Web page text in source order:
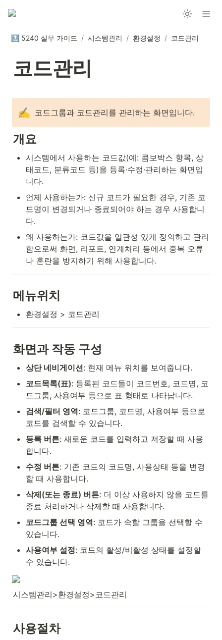
🔝 5240 실무 가이드 / 시스템관리 / 환경설정 / 코드관리
코드관리
✍️ 코드그룹과 코드관리를 관리하는 화면입니다.
개요
시스템에서 사용하는 코드값(예: 콤보박스 항목, 상
태코드, 분류코드 등)을 등록·수정·관리하는 화면입
니다.
언제 사용하는가: 신규 코드가 필요한 경우, 기존 코
드명이 변경되거나 종료되어야 하는 경우 사용합니
다.
왜 사용하는가: 코드값을 일관성 있게 정의하고 관리
함으로써 화면, 리포트, 연계처리 등에서 중복 오류
나 혼란을 방지하기 위해 사용합니다.
메뉴위치
환경설정 > 코드관리
화면과 작동 구성
상단 네비게이션: 현재 메뉴 위치를 보여줍니다.
코드목록(표): 등록된 코드들이 코드번호, 코드명, 코
드그룹, 사용여부 등으로 표 형태로 나타납니다.
검색/필터 영역: 코드그룹, 코드명, 사용여부 등으로
코드를 검색할 수 있습니다.
등록 버튼: 새로운 코드를 입력하고 저장할 때 사용
합니다.
수정 버튼: 기존 코드의 코드명, 사용상태 등을 변경
할 때 사용합니다.
삭제(또는 종료) 버튼: 더 이상 사용하지 않을 코드를
종료 처리하거나 삭제할 때 사용합니다.
코드그룹 선택 영역: 코드가 속할 그룹을 선택할 수
있습니다.
사용여부 설정: 코드의 활성/비활성 상태를 설정할
수 있습니다.
시스템관리>환경설정>코드관리
사용절차